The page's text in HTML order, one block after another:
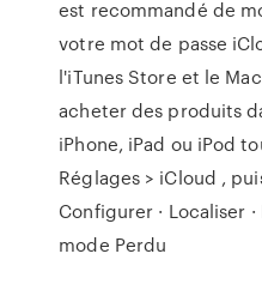
est recommandé de
votre mot de passe
l'iTunes Store et le
acheter des produits
iPhone, iPad ou iPod
Réglages > iCloud ,
Configurer · Localiser
mode Perdu